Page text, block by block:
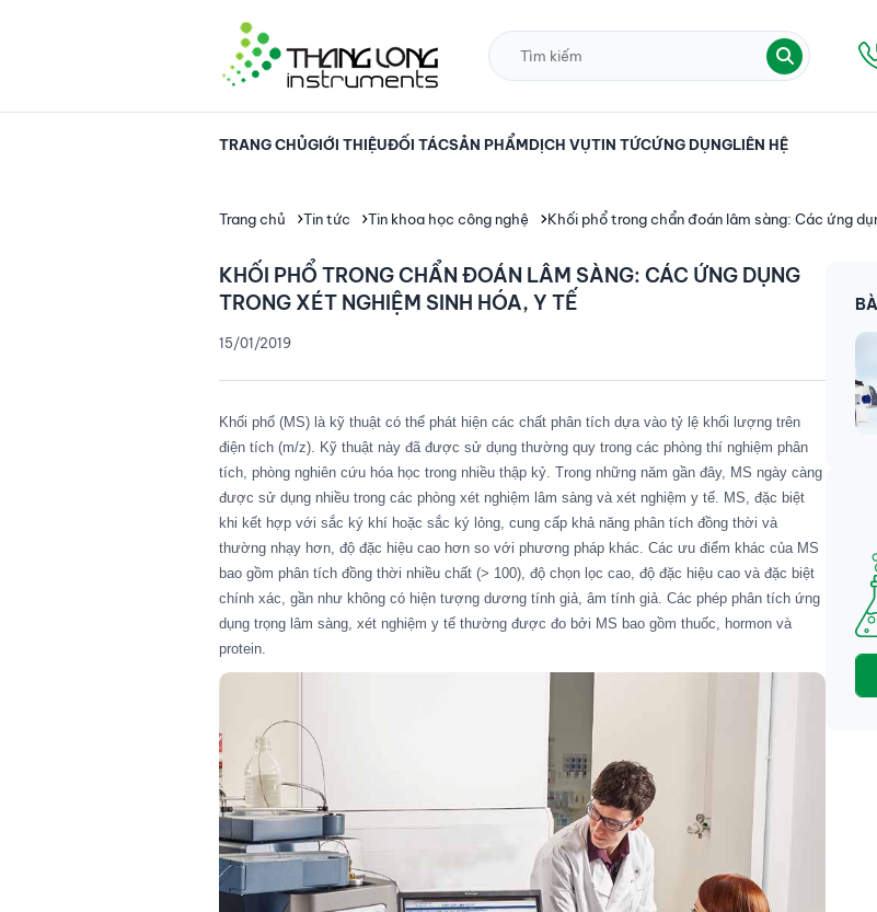
TRANG CHỦGIỚI THIỆUĐỐI TÁCSẢN PHẨMDỊCH VỤTIN TỨCỨNG DỤNGLIÊN HỆ
Trang chủ Tin tức Tin khoa học công nghệ Khối phổ trong chẩn đoán lâm sàng: Các ứng
KHỐI PHỔ TRONG CHẨN ĐOÁN LÂM SÀNG: CÁC ỨNG DỤNG
TRONG XÉT NGHIỆM SINH HÓA, Y TẾ
15/01/2019
Khối phổ (MS) là kỹ thuật có thể phát hiện các chất phân tích dựa vào tỷ lệ khối lượng trên
điện tích (m/z). Kỹ thuật này đã được sử dụng thường quy trong các phòng thí nghiệm phân
tích, phòng nghiên cứu hóa học trong nhiều thập kỷ. Trong những năm gần đây, MS ngày càng
được sử dụng nhiều trong các phòng xét nghiệm lâm sàng và xét nghiệm y tế. MS, đặc biệt
khi kết hợp với sắc ký khí hoặc sắc ký lỏng, cung cấp khả năng phân tích đồng thời và
thường nhạy hơn, độ đặc hiệu cao hơn so với phương pháp khác. Các ưu điểm khác của MS
bao gồm phân tích đồng thời nhiều chất (> 100), độ chọn lọc cao, độ đặc hiệu cao và đặc biệt
chính xác, gần như không có hiện tượng dương tính giả, âm tính giả. Các phép phân tích ứng
dụng trọng lâm sàng, xét nghiệm y tế thường được đo bởi MS bao gồm thuốc, hormon và
protein.